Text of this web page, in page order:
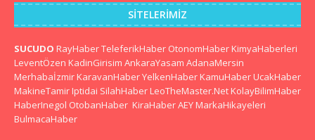
SITELERIMIZ
SUCUDO RayHaberTeleferikHaber OtonomHaber KimyaHaberleri
LeventÖzen KadinGirisim AnkaraYasam AdanaMersin
Merhabaİzmir KaravanHaberYelkenHaber KamuHaber UcakHaber
MakineTamir Iptidai SilahHaber LeoTheMaster.Net KolayBilimHaber
HaberInegol OtobanHaber KiraHaberAEY MarkaHikayeleri
BulmacaHaber